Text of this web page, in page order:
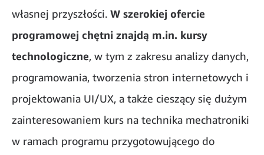
własnej przyszłości. W szerokiej ofercie
programowej chętni znajdą m.in. kursy
technologiczne, w tym z zakresu analizy danych,
programowania, tworzenia stron internetowych i
projektowania UI/UX, a także cieszący się dużym
zainteresowaniem kurs na technika mechatroniki
w ramach programu przygotowującego do